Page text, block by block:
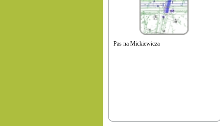
Pas na Mickiewicza